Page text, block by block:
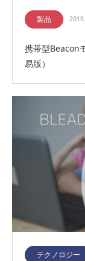
製品
携帯型Beacon
易版）
テクノロジー